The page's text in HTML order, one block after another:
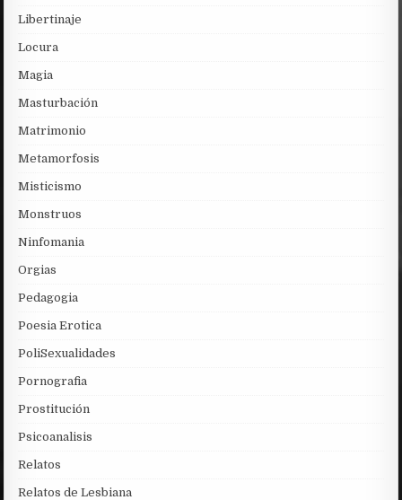
Libertinaje
Locura
Magia
Masturbación
Matrimonio
Metamorfosis
Misticismo
Monstruos
Ninfomania
Orgias
Pedagogia
Poesia Erotica
PoliSexualidades
Pornografia
Prostitución
Psicoanalisis
Relatos
Relatos de Lesbiana